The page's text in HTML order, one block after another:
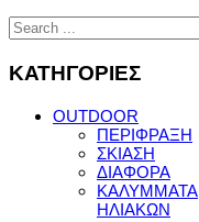
ΚΑΤΗΓΟΡΙΕΣ
OUTDOOR
ΠΕΡΙΦΡΑΞΗ
ΣΚΙΑΣΗ
ΔΙΑΦΟΡΑ
ΚΑΛΥΜΜΑΤΑ
ΗΛΙΑΚΩΝ